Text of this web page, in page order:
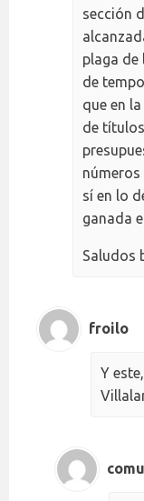
sección
plaga de
de
que en
de
sí en lo
ganada
Saludos
froilo
Y